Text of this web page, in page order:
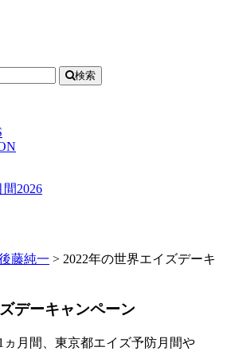
検索
藤純一 > 2022年の世界エイズデーキ
デーキャンペーン
ヵ月間、東京都エイズ予防月間や